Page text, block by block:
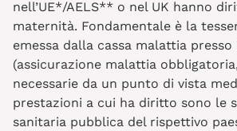
nell’UE*/AELS** o nel UK hanno
maternità. Fondamentale è la
emessa dalla cassa malattia
(assicurazione malattia
necessarie da un punto di vista
prestazioni a cui ha diritto sono le
sanitaria pubblica del rispettivo